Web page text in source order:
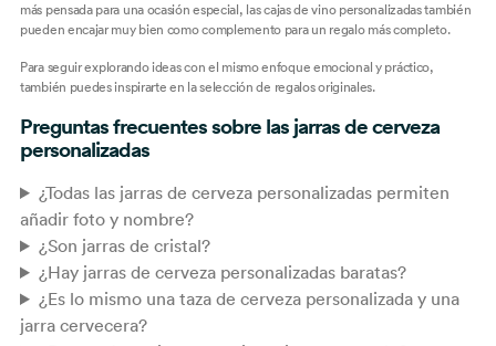
más pensada para una ocasión especial, lascajas de vino personalizadastambién
pueden encajar muy bien como complemento para un regalo más completo.
Para seguir explorando ideas con el mismo enfoque emocional y práctico,
también puedes inspirarte en la selección de regalos originales.
Preguntas frecuentes sobre las jarras de cerveza
personalizadas
¿Todas las jarras de cerveza personalizadas permiten
añadir foto y nombre?
¿Son jarras de cristal?
¿Hay jarras de cerveza personalizadas baratas?
¿Es lo mismo una taza de cerveza personalizada y una
jarra cervecera?